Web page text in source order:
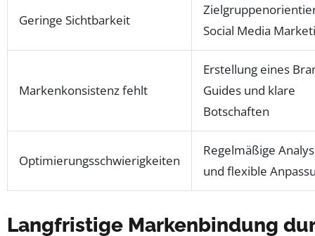
Geringe Sichtbarkeit
Social Media
Markenkonsistenz fehlt
Erstellung eines
Guides und klare
Botschaften
Optimierungsschwierigkeiten
Regelmäßige
und flexible
Langfristige Markenbindung